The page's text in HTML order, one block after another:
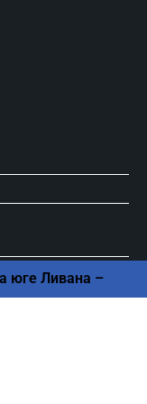
юге Ливана –